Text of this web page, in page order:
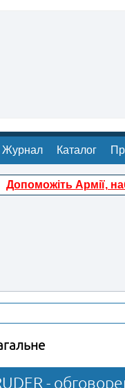
Журнал Каталог
Допоможіть Армії,
-